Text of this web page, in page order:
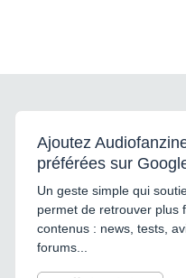
Ajoutez
préférées sur
Un geste simple qui
permet de retrouver plus
contenus : news, tests,
forums...